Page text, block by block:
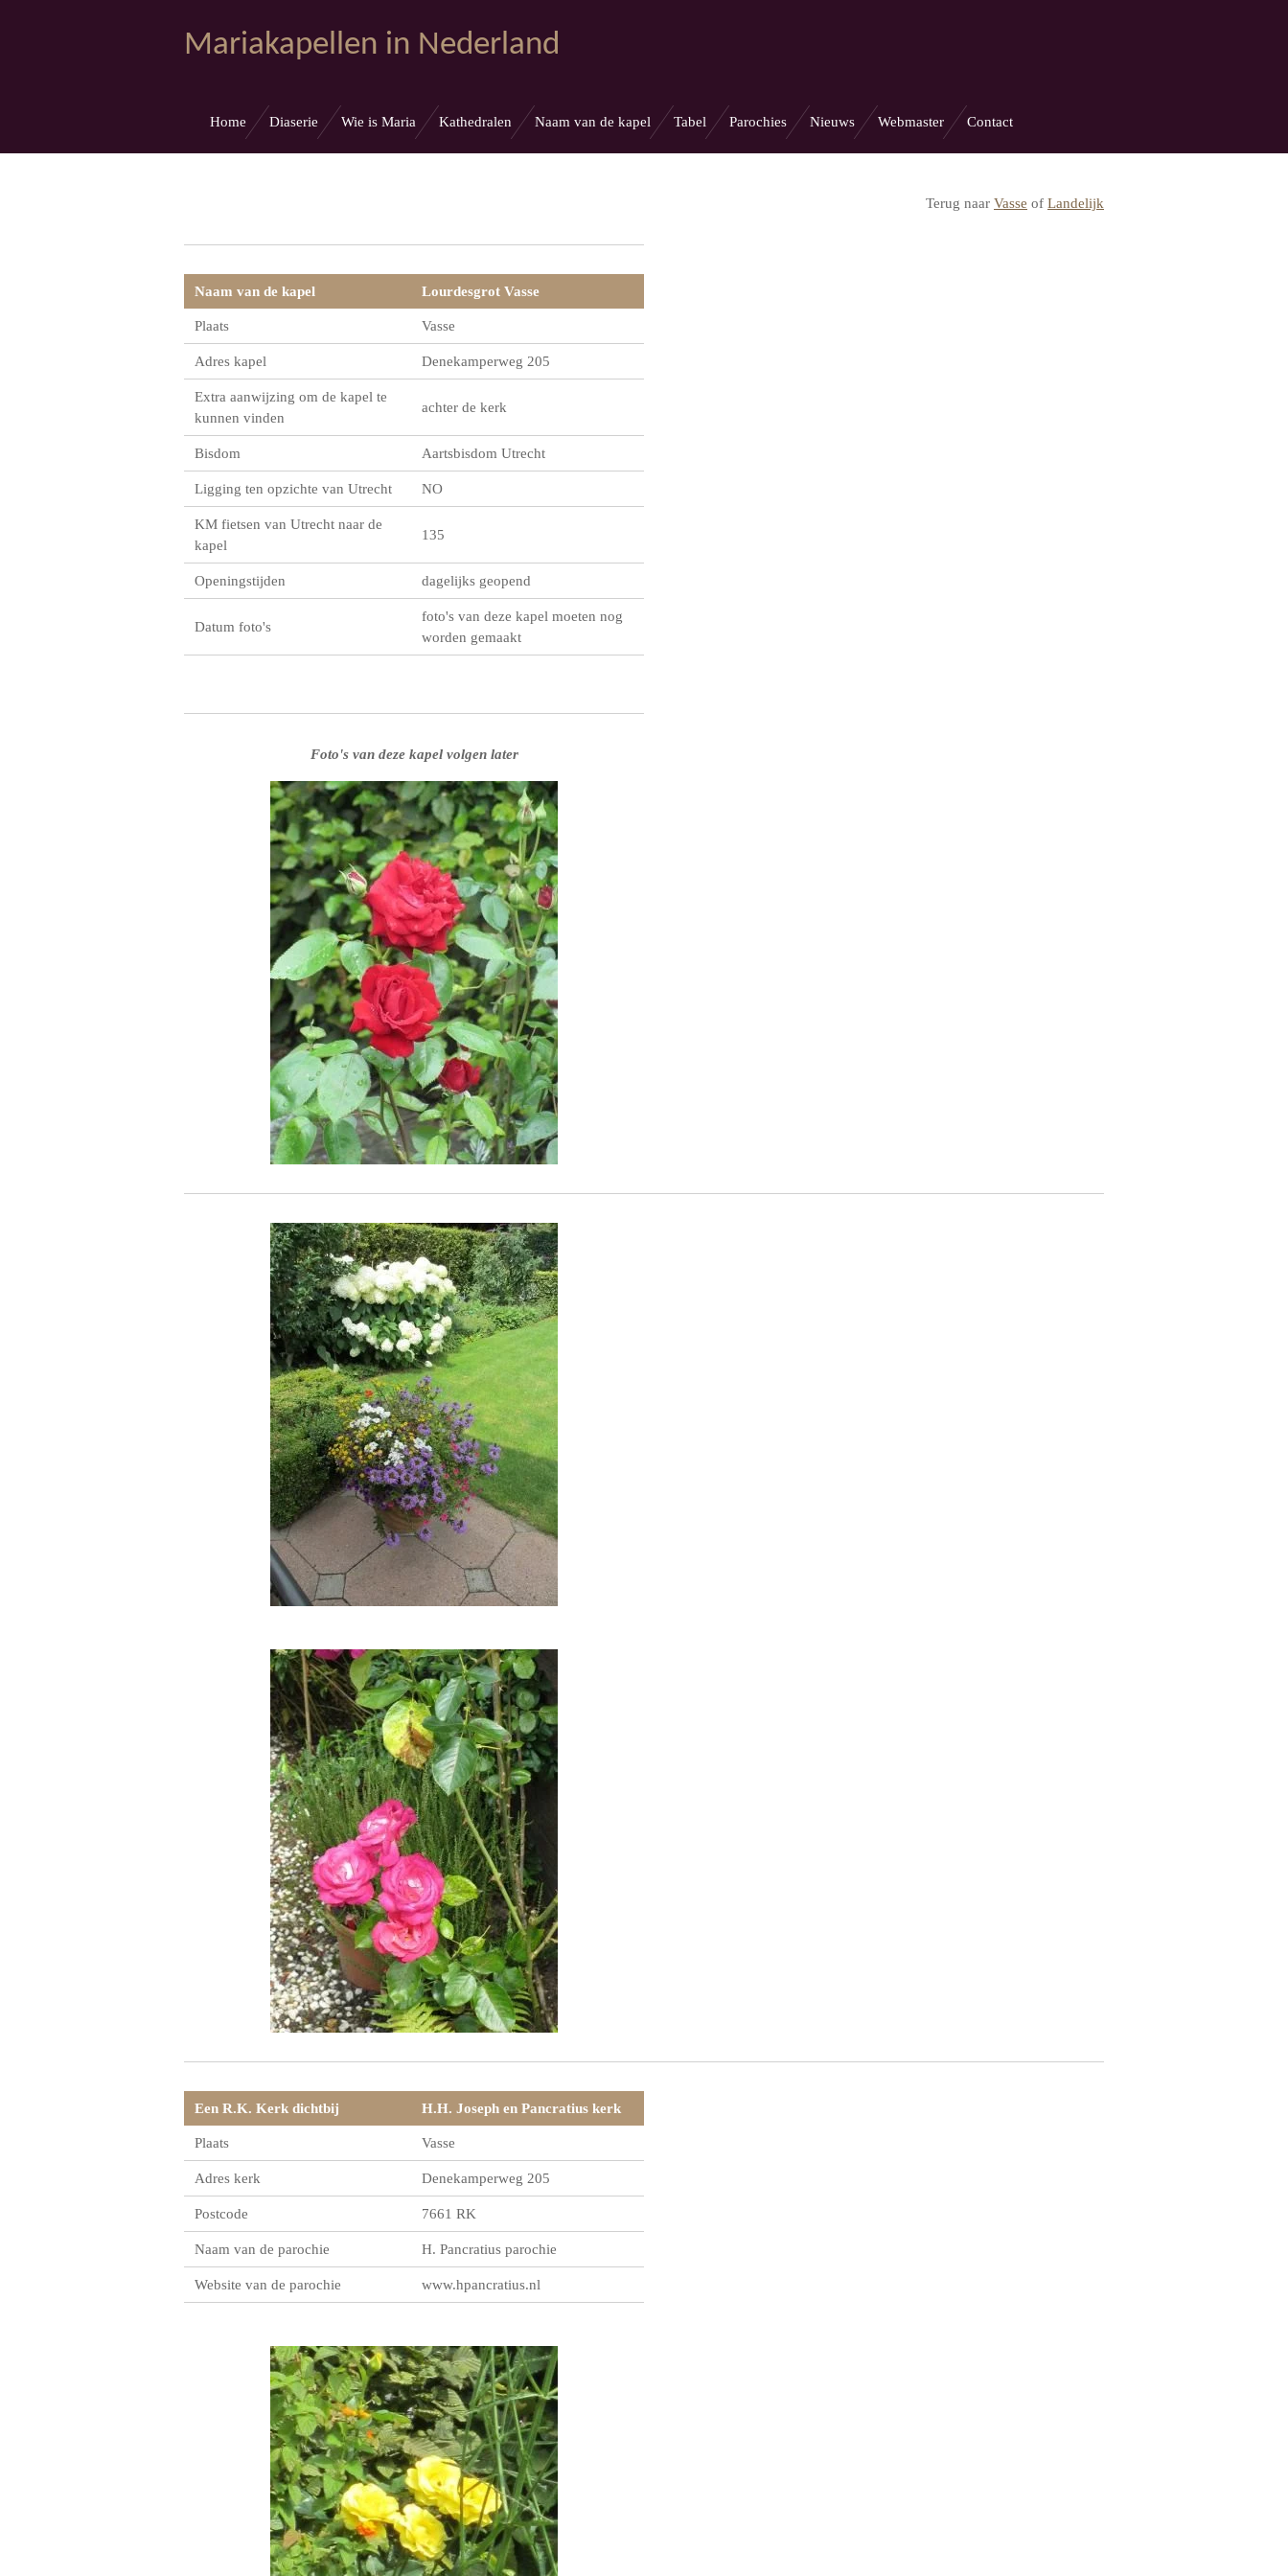
Mariakapellen in Nederland
Home Diaserie Wie is Maria Kathedralen Naam van de kapel Tabel Parochies Nieuws Webmaster Contact
Terug naar Vasse of Landelijk
Naam van de kapel Lourdesgrot Vasse
Plaats Vasse
Adres kapel Denekamperweg 205
Extra aanwijzing om de kapel te
kunnen vinden
achter de kerk
Bisdom Aartsbisdom Utrecht
Ligging ten opzichte van Utrecht NO
KM fietsen van Utrecht naar de
kapel
135
Openingstijden dagelijks geopend
Datum foto's
foto's van deze kapel moeten nog
worden gemaakt
Foto's van deze kapel volgen later
Een R.K. Kerk dichtbij H.H. Joseph en Pancratius kerk
Plaats Vasse
Adres kerk Denekamperweg 205
Postcode 7661 RK
Naam van de parochie H. Pancratius parochie
Website van de parochie www.hpancratius.nl